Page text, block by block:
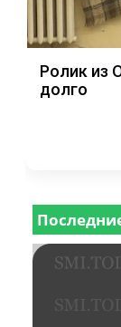
Ролик из
долго